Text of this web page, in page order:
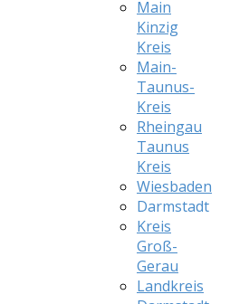
Main
Kinzig
Kreis
Main-
Taunus-
Kreis
Rheingau
Taunus
Kreis
Wiesbaden
Darmstadt
Kreis
Groß-
Gerau
Landkreis